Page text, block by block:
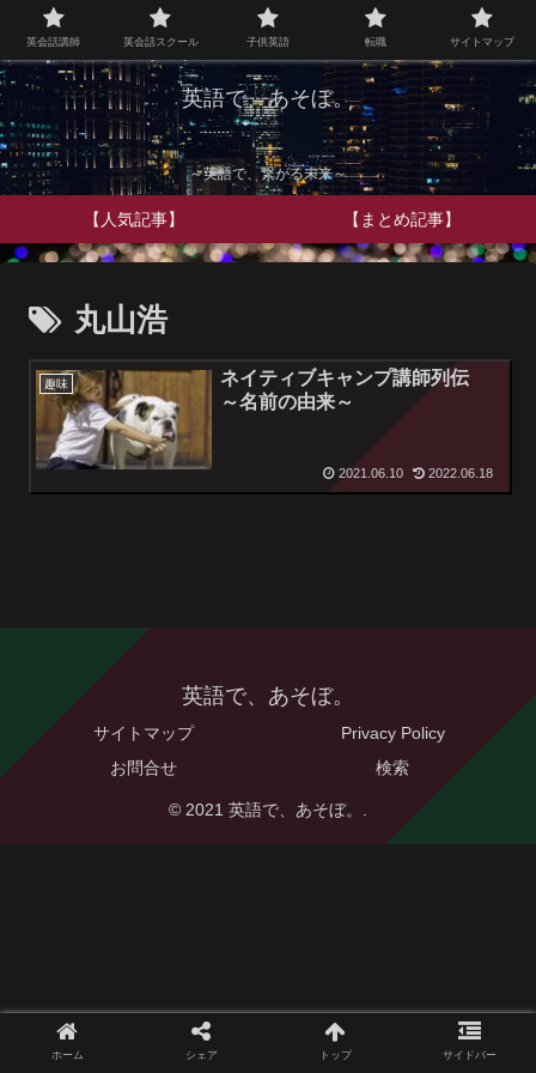
英語で、あそぼ。
～英語で、繋がる未来～
【人気記事】 【まとめ記事】
丸山浩
趣味
ネイティブキャンプ講師列伝
～名前の由来～
2021.06.10 2022.06.18
英語で、あそぼ。
サイトマップ
Privacy Policy
お問合せ
検索
© 2021 英語で、あそぼ。.
英会話講師 英会話スクール 子供英語 転職 サイトマップ
ホーム シェア トップ サイドバー